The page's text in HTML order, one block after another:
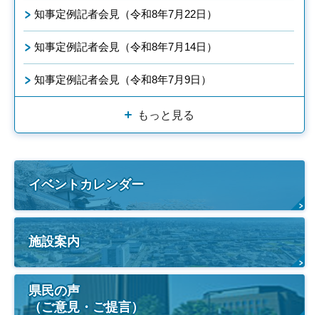
知事定例記者会見（令和8年7月22日）
知事定例記者会見（令和8年7月14日）
知事定例記者会見（令和8年7月9日）
もっと見る
イベントカレンダー
施設案内
県民の声
（ご意見・ご提言）